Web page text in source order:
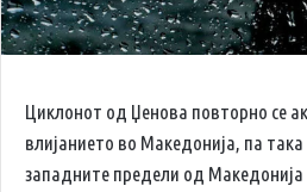
Циклонот од Џенова повторно се
влијанието во Македонија, па
западните предели од